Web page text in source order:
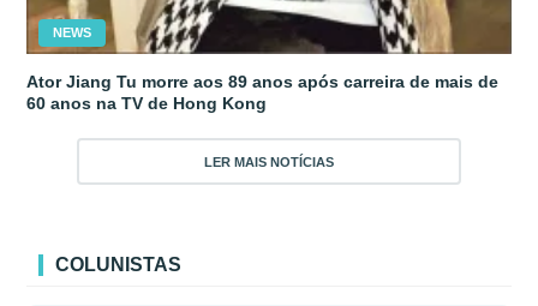
NEWS
Ator Jiang Tu morre aos 89 anos após carreira de mais de
60 anos na TV de Hong Kong
LER MAIS NOTÍCIAS
COLUNISTAS